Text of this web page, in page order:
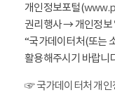
개인정보포털(
권리행사 → 개인정
“국가데이터처(또는
활용해주시기 바랍니
☞ 국가데이터처 개인